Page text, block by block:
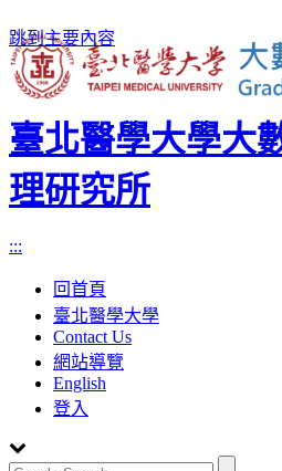
跳到主要內容
臺北醫學大學大
理研究所
:::
回首頁
臺北醫學大學
Contact Us
網站導覽
English
登入